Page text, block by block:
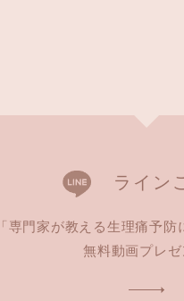
ライン
「専門家が教える生理痛予防
無料動画プレゼ